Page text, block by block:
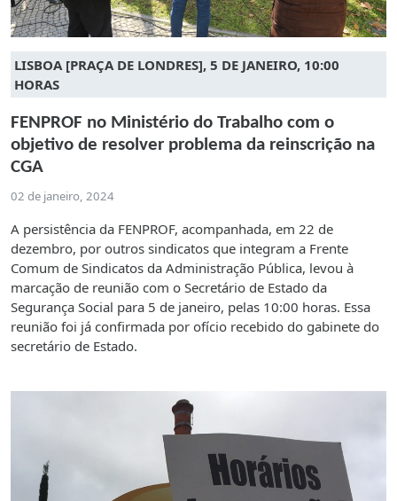
LISBOA [PRAÇA DE LONDRES], 5 DE JANEIRO, 10:00
HORAS
FENPROF no Ministério do Trabalho com o
objetivo de resolver problema da reinscrição na
CGA
02 de janeiro, 2024
A persistência da FENPROF, acompanhada, em 22 de
dezembro, por outros sindicatos que integram a Frente
Comum de Sindicatos da Administração Pública, levou à
marcação de reunião com o Secretário de Estado da
Segurança Social para 5 de janeiro, pelas 10:00 horas. Essa
reunião foi já confirmada por ofício recebido do gabinete do
secretário de Estado.